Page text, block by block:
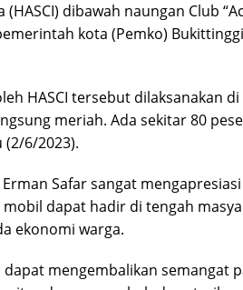
(HASCI) dibawah naungan Club
kota (Pemko)
HASCI tersebut dilaksanakan
meriah. Ada sekitar 80
6/2023).
Safar sangat
dapat hadir di tengah
ekonomi warga.
dapat mengembalikan semangat